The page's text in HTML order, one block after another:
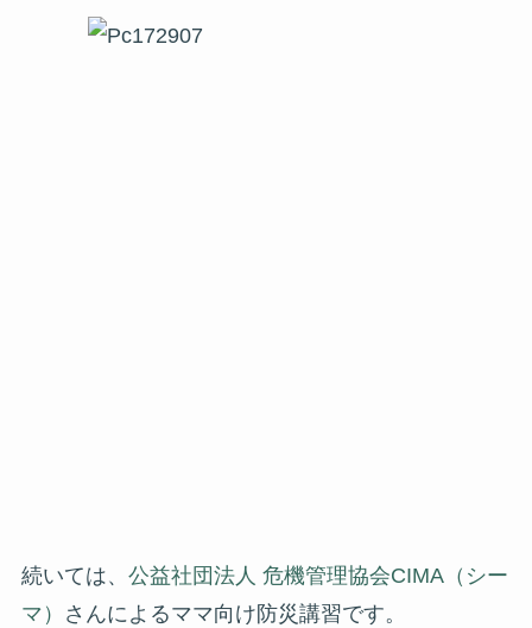
続いては、 公益社団法人 危機管理協会CIMA（シー
マ）
さんによるママ向け防災講習です。